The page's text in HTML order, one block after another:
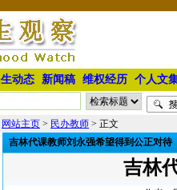
生动态 新闻稿 维权经历 个人文
网站主页 > 民办教师 > 正文
吉林代课教师刘永强希望得到公正对待
吉林